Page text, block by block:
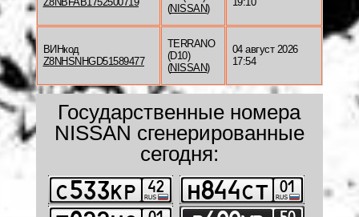
(NISSAN)
ВИНкод
Z8NHSNHGD51589477
TERRANO
(D10)
(NISSAN)
04 август 2026
17:54
Государственные номера
NISSAN сгенерированные
сегодня: